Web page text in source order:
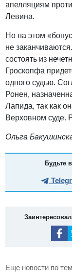
апелляциям
Левина.
Но на этом
не
состоять из
Гроскопфа
одного судью.
Ронен,
Лапида, так как
Верховном суде.
Ольга
Будьте
Еще новости по